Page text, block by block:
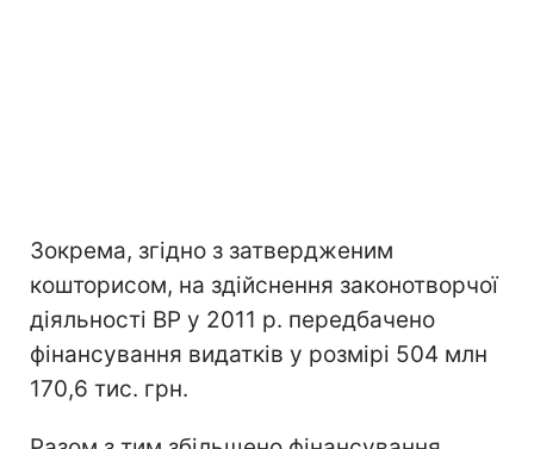
Зокрема, згідно з затвердженим
кошторисом, на здійснення законотворчої
діяльності ВР у 2011 р. передбачено
фінансування видатків у розмірі 504 млн
170,6 тис. грн.